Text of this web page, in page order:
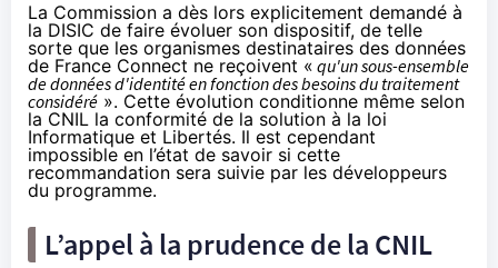
La Commission a dès lors explicitement demandé à
la DISIC de faire évoluer son dispositif, de telle
sorte que les organismes destinataires des données
de France Connect ne reçoivent « qu'un sous-ensemble
de données d'identité en fonction des besoins du traitement
considéré ». Cette évolution conditionne même selon
la CNIL la conformité de la solution à la loi
Informatique et Libertés. Il est cependant
impossible en l’état de savoir si cette
recommandation sera suivie par les développeurs
du programme.
L’appel à la prudence de la CNIL